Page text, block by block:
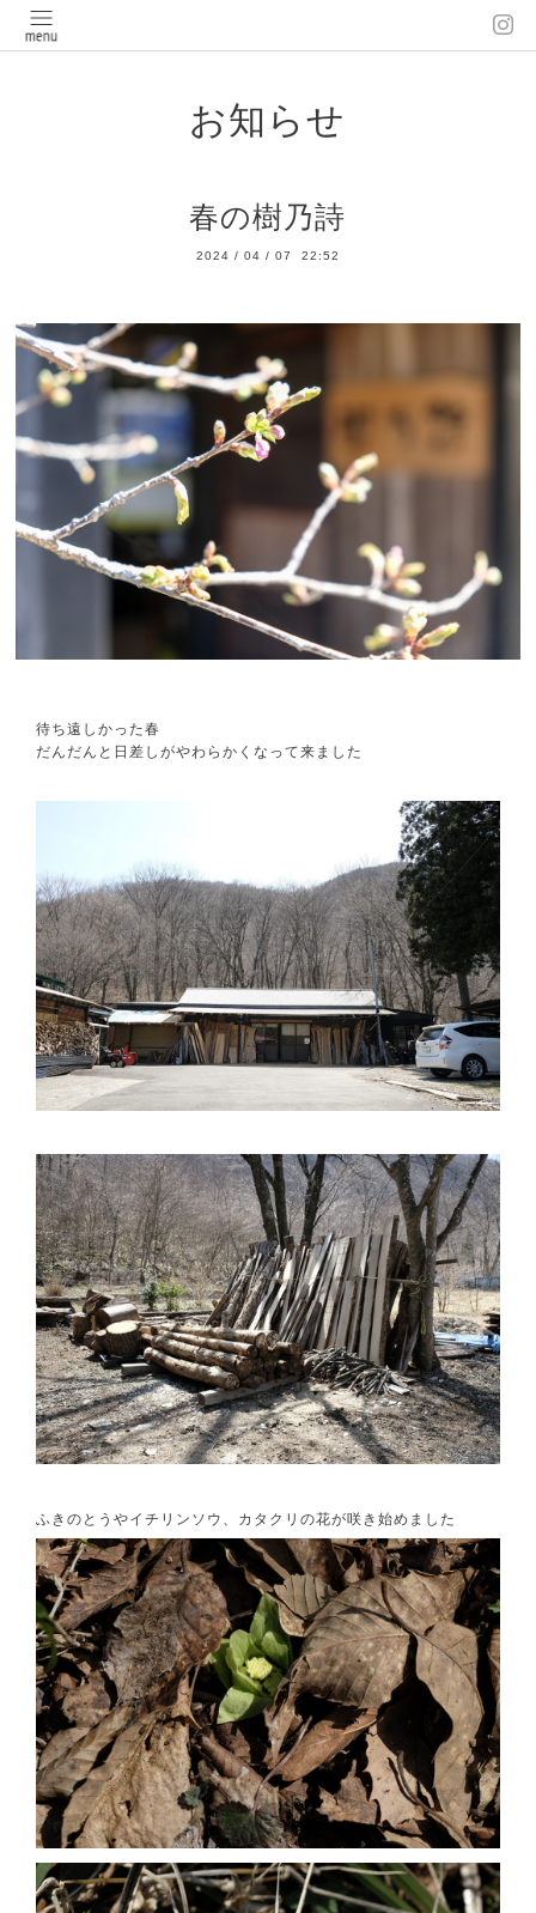
お知らせ
春の樹乃詩
2024 / 04 / 07 22:52
待ち遠しかった春
だんだんと日差しがやわらかくなって来ました
ふきのとうやイチリンソウ、カタクリの花が咲き始めました